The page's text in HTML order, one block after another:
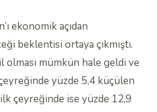
ekonomik açıdan
beklentisi ortaya çıkmıştı.
olması mümkün hale geldi ve
yüzde 5,4 küçülen
çeyreğinde ise yüzde 12,9